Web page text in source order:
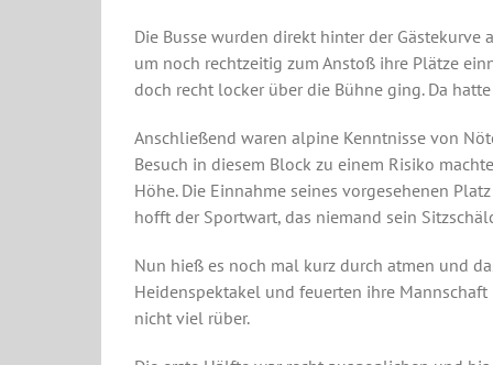
Die Busse wurden direkt hinter der
um noch rechtzeitig zum Anstoß ihre Plätze
doch recht locker über die Bühne ging. Da
Anschließend waren alpine Kenntnisse von
Besuch in diesem Block zu einem Risiko
Höhe. Die Einnahme seines vorgesehenen
hofft der Sportwart, das niemand sein
Nun hieß es noch mal kurz durch atmen und
Heidenspektakel und feuerten ihre
nicht viel rüber.